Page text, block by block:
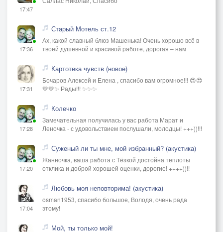
17:47
17:36
Старый Мотель ст.12
Ах, какой славный блюз Машенька! Очень хорошо всё в
твоей душевной и красивой работе, дорогая – нам
17:31
Картотека чувств (новое)
Бочаров Алексей и Елена , спасибо вам огромное!!! 😍😍
💛💛✨ Рады!!! ✨✨✨
17:28
Колечко
Замечательная получилась у вас работа Марат и
Леночка - с удовольствием послушали, молодцы! +++))!!!
17:20
Суженый ли ты мне, мой избранный? (акустика)
Жанночка, ваша работа с Тёзкой достойна теплоты
отклика и доброй хорошей оценки, дорогие! ++++))!!
17:04
Любовь моя неповторима! (акустика)
osman1953, спасибо большое, Володя, очень рада
этому!
Мой, ты только мой!